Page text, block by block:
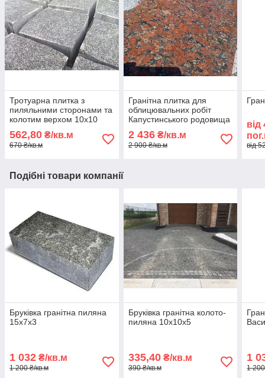
Тротуарна плитка з
пиляльними сторонами та
колотим верхом 10х10
562,80 ₴/кв.м
670 ₴/кв.м
Гранітна плитка для
облицювальних робіт
Капустинського родовища
60*30
2 436₴/кв.м
2 900 ₴/кв.м
від
від
Подібні товари компанії
Бруківка гранітна пиляна
15х7х3
1 032 ₴/кв.м
1 200 ₴/кв.м
Бруківка гранітна колото-
пиляна 10х10х5
335,40₴/кв.м
390 ₴/кв.м
1
1